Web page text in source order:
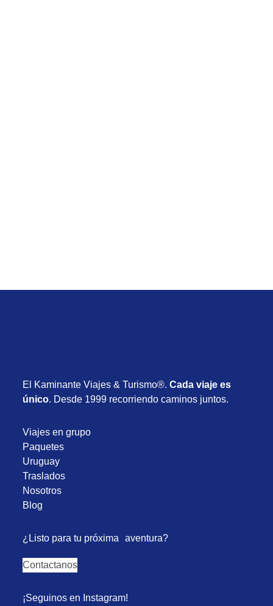
El Kaminante Viajes & Turismo®.Cada viaje es
único. Desde 1999 recorriendo caminos juntos.
Viajes en grupo
Paquetes
Uruguay
Traslados
Nosotros
Blog
¿Listo para tu próxima aventura?
Contactanos
¡Seguinos en Instagram!